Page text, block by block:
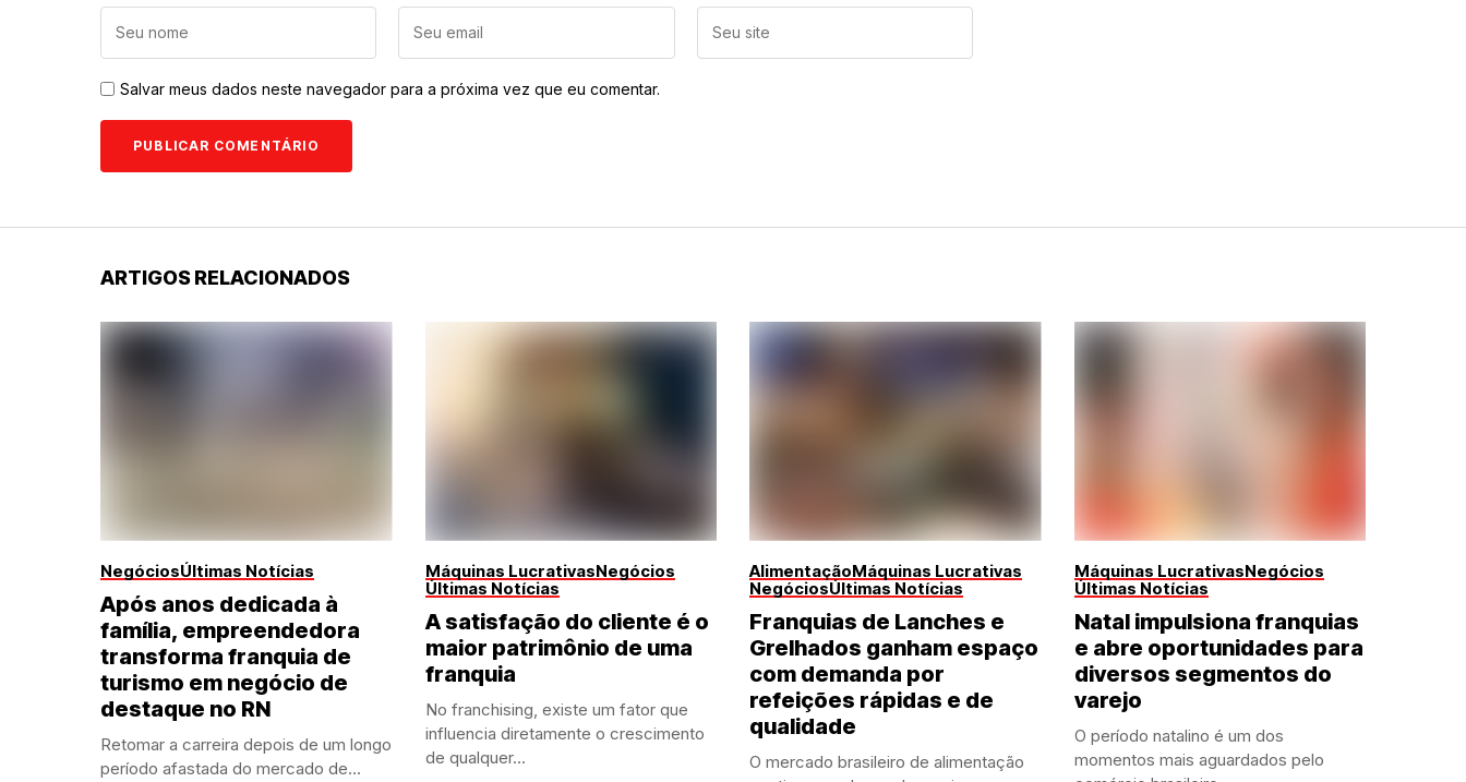
Salvar meus dados neste navegador para a próxima vez que eu comentar.
ARTIGOS RELACIONADOS
NegóciosÚltimas Notícias
Após anos dedicada à
família, empreendedora
transforma franquia de
turismo em negócio de
destaque no RN
Retomar a carreira depois de um longo
período afastada do mercado de...
Máquinas LucrativasNegócios
Últimas Notícias
A satisfação do cliente é o
maior patrimônio de uma
franquia
No franchising, existe um fator que
influencia diretamente o crescimento
de qualquer...
AlimentaçãoMáquinas Lucrativas
NegóciosÚltimas Notícias
Franquias de Lanches e
Grelhados ganham espaço
com demanda por
refeições rápidas e de
qualidade
O mercado brasileiro de alimentação
Máquinas LucrativasNegócios
Últimas Notícias
Natal impulsiona franquias
e abre oportunidades para
diversos segmentos do
varejo
O período natalino é um dos
momentos mais aguardados pelo